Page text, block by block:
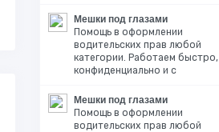
Мешки под глазами
Помощь в оформлении
водительских прав любой
категории. Работаем быстро,
конфиденциально и с
Мешки под глазами
Помощь в оформлении
водительских прав любой